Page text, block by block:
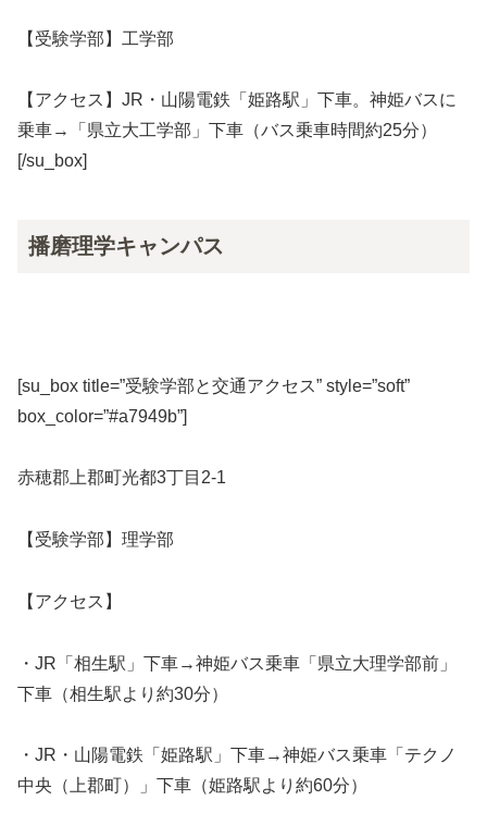
【受験学部】工学部
【アクセス】JR・山陽電鉄「姫路駅」下車。神姫バスに
乗車→「県立大工学部」下車（バス乗車時間約25分）
[/su_box]
播磨理学キャンパス
[su_box title=”受験学部と交通アクセス” style=”soft”
box_color=”#a7949b”]
赤穂郡上郡町光都3丁目2-1
【受験学部】理学部
【アクセス】
・JR「相生駅」下車→神姫バス乗車「県立大理学部前」
下車（相生駅より約30分）
・JR・山陽電鉄「姫路駅」下車→神姫バス乗車「テクノ
中央（上郡町）」下車（姫路駅より約60分）